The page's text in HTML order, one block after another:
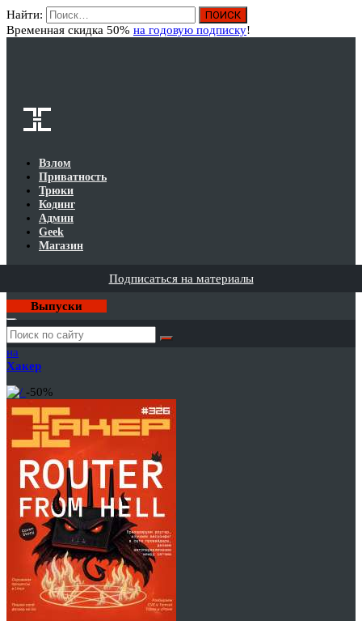
Найти:
Временная скидка 50% на годовую подписку!
Взлом
Приватность
Трюки
Кодинг
Админ
Geek
Магазин
Подписаться на материалы
Выпуски
Годовая
подписка
на
Хакер
-50%